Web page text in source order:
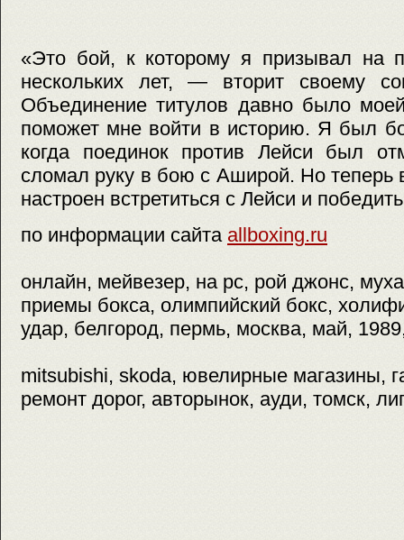
«Это бой, к которому я призывал на
нескольких лет, — вторит своему
Объединение титулов давно было
поможет мне войти в историю. Я был
когда поединок против Лейси был
сломал руку в бою с Аширой. Но теперь
настроен встретиться с Лейси и
по информации сайта allboxing.ru
онлайн, мейвезер, на pc, рой джонс,
приемы бокса, олимпийский бокс,
удар, белгород, пермь, москва, май,
mitsubishi, skoda, ювелирные магазины,
ремонт дорог, авторынок, ауди, томск,